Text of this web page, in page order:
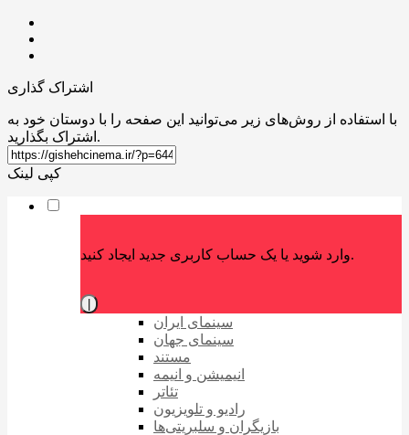
اشتراک گذاری
با استفاده از روش‌های زیر می‌توانید این صفحه را با دوستان خود به
اشتراک بگذارید.
کپی لینک
وارد شوید یا یک حساب کاربری جدید ایجاد کنید.
سینمای ایران
سینمای جهان
مستند
انیمیشن و انیمه
تئاتر
رادیو و تلویزیون
بازیگران و سلبریتی‌ها